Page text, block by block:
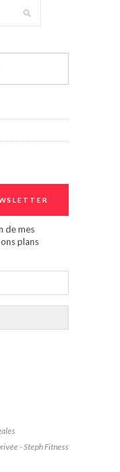
de mes
plans
- Steph Fitness